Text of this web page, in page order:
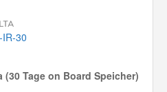
30
(30 Tage on Board Speicher)